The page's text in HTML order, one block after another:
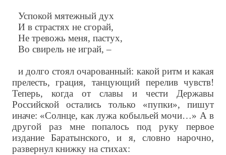
Успокой мятежный дух
И в страстях не сгорай,
Не тревожь меня, пастух,
Во свирель не играй, –
и долго стоял очарованный: какой ритм и какая
прелесть, грация, танцующий перелив чувств!
Теперь, когда от славы и чести Державы
Российской остались только «пупки», пишут
иначе: «Солнце, как лужа кобыльей мочи…» А в
другой раз мне попалось под руку первое
издание Баратынского, и я, словно нарочно,
развернул книжку на стихах: